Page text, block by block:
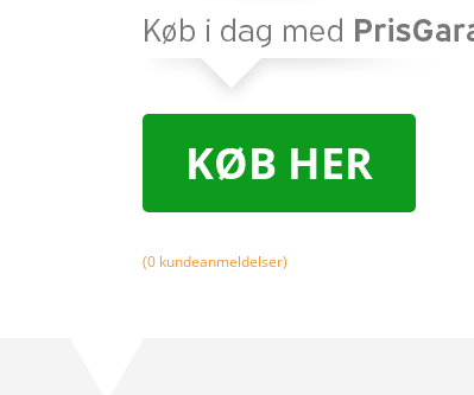
KØB HER
(0kundeanmeldelser)